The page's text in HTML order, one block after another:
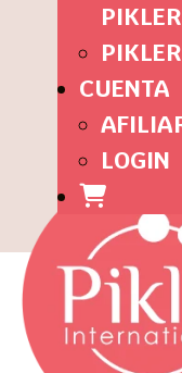
CUENTA
LOGIN